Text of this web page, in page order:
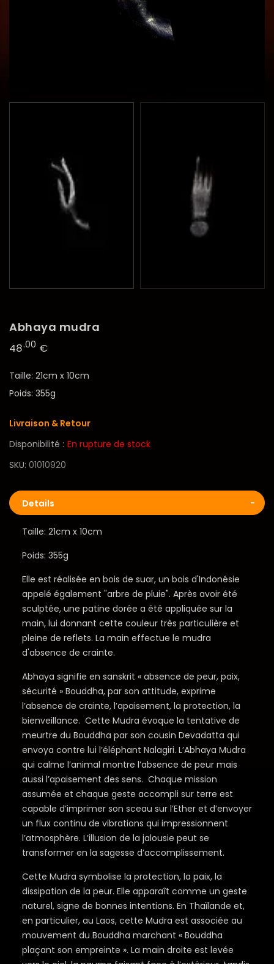
Abhaya mudra
48.00 €
Taille: 21cm x 10cm
Poids: 355g
Livraison & Retour
Disponibilité : En rupture de stock
SKU 01010920
Details
Taille: 21cm x 10cm
Poids: 355g
Elle est réalisée en bois de suar, un bois d'Indonésie
appelé également "arbre de pluie". Après avoir été
sculptée, une patine dorée a été appliquée sur la
main, lui donnant cette couleur très particulière et
pleine de reflets. La main effectue le mudra
d'absence de crainte.
Abhaya signifie en sanskrit « absence de peur, paix,
sécurité » Bouddha, par son attitude, exprime
l’absence de crainte, l’apaisement, la protection, la
bienveillance. Cette Mudra évoque la tentative de
meurtre du Bouddha par son cousin Devadatta qui
envoya contre lui l’éléphant Nalagiri. L’Abhaya Mudra
qui calme l’animal montre l’absence de peur mais
aussi l’apaisement des sens. Chaque mission
assumée et chaque geste accompli sur terre est
capable d’imprimer son sceau sur l’Ether et d’envoyer
un flux continu de vibrations qui impressionnent
l’atmosphère. L’illusion de la jalousie peut se
transformer en la sagesse d’accomplissement.
Cette Mudra symbolise la protection, la paix, la
dissipation de la peur. Elle apparaît comme un geste
naturel, signe de bonnes intentions. En Thaïlande et,
en particulier, au Laos, cette Mudra est associée au
mouvement du Bouddha marchant « Bouddha
plaçant son empreinte ». La main droite est levée